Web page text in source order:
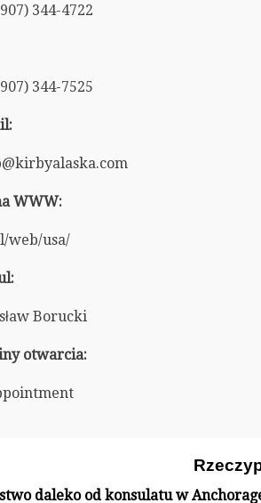
344-4722
344-7525
WWW:
web/usa/
Borucki
otwarcia:
daleko od konsulatu w